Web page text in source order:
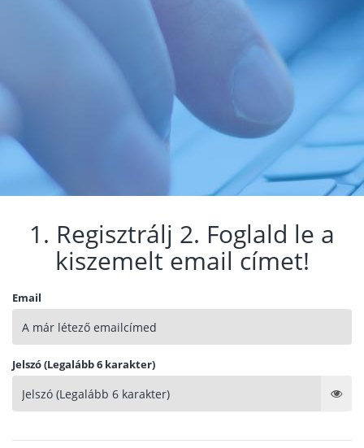
1. Regisztrálj 2. Foglald le a
kiszemelt email címet!
Email
Jelszó (Legalább 6 karakter)